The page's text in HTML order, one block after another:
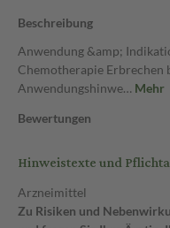
Beschreibung
Anwendung &amp;
Chemotherapie Erbrechen
Anwendungshinwe… Mehr
Bewertungen
Hinweistexte und
Arzneimittel
Zu Risiken und